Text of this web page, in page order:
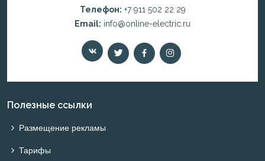
Телефон: +7 911 502 22 29
Email: info@online-electric.ru
Полезные ссылки
Размещение рекламы
Тарифы